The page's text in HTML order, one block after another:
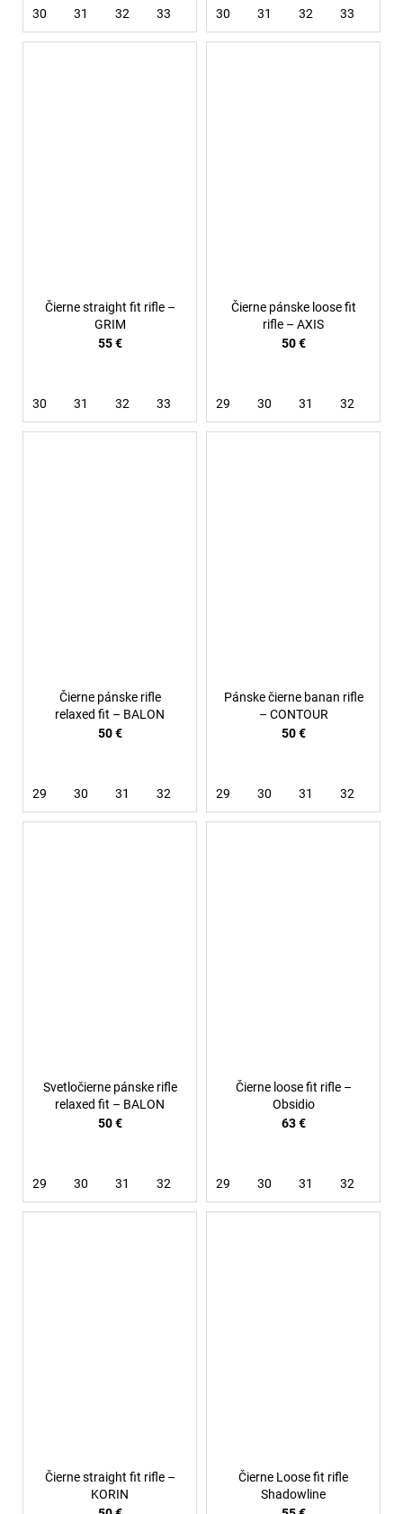
30 31 32 33 30 31 32 33
Čierne straight fit rifle –
GRIM
55 €
30 31 32 33
Čierne pánske loose fit
rifle – AXIS
50 €
29 30 31 32
Čierne pánske rifle
relaxed fit – BALON
50 €
29 30 31 32
Pánske čierne banan rifle
– CONTOUR
50 €
29 30 31 32
Svetločierne pánske rifle
relaxed fit – BALON
50 €
29 30 31 32
Čierne loose fit rifle –
Obsidio
63 €
29 30 31 32
Čierne straight fit rifle –
KORIN
Čierne Loose fit rifle
Shadowline